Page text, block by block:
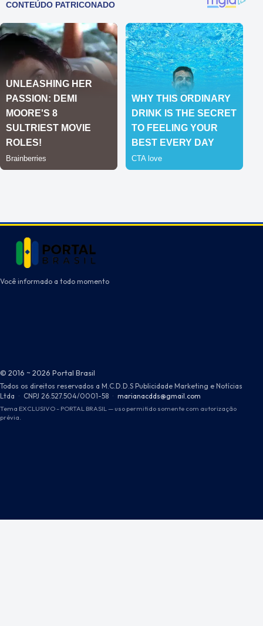
Você informado a todo momento
© 2016 ~ 2026 Portal Brasil
Todos os direitos reservados a M.C.D.D.S Publicidade Marketing e Notícias
Ltda · CNPJ 26.527.504/0001-58 · marianacdds@gmail.com
Tema EXCLUSIVO - PORTAL BRASIL — uso permitido somente com autorização
prévia.